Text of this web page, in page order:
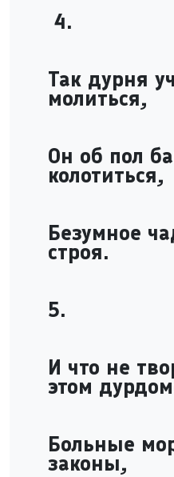
4.
Так дурня
молиться,
Он об пол
колотиться,
Безумное
строя.
5.
И что не
этом
Больные
законы,